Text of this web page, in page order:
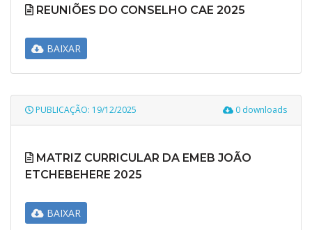
REUNIÕES DO CONSELHO CAE 2025
BAIXAR
PUBLICAÇÃO: 19/12/2025 0 downloads
MATRIZ CURRICULAR DA EMEB JOÃO
ETCHEBEHERE 2025
BAIXAR